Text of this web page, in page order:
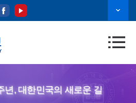
년, 대한민국의 새로운 길